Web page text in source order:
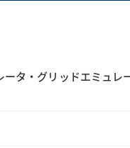
タ・グリッドエミュレ